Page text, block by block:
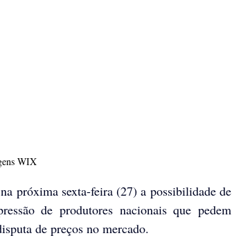
WIX
próxima sexta-feira (27) a possibilidade de
de produtores nacionais que pedem
de preços no mercado.